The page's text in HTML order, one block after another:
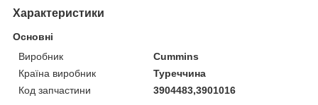
Характеристики
Основні
Виробник
Cummins
Країна виробник
Туреччина
Код запчастини
3904483,3901016